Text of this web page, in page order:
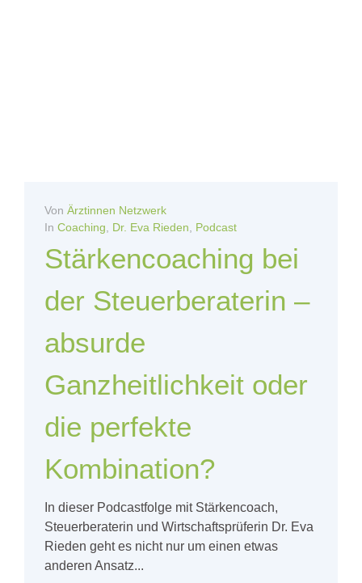
Von Ärztinnen Netzwerk
In Coaching Dr. Eva Rieden Podcast
Stärkencoaching bei
der Steuerberaterin –
absurde
Ganzheitlichkeit oder
die perfekte
Kombination?
In dieser Podcastfolge mit Stärkencoach,
Steuerberaterin und Wirtschaftsprüferin Dr. Eva
Rieden geht es nicht nur um einen etwas
anderen Ansatz...